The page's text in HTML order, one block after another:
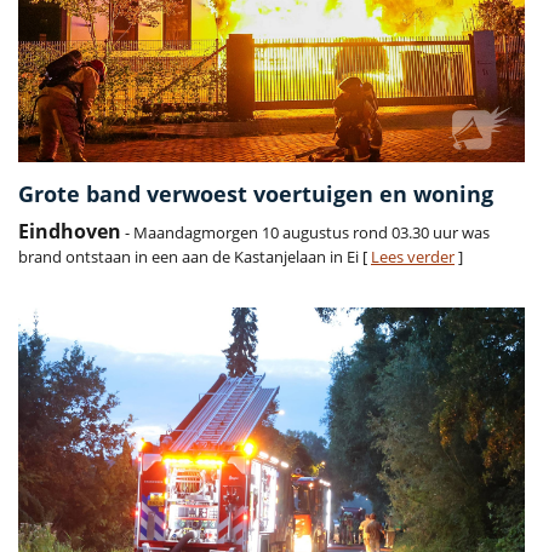
Grote band verwoest voertuigen en woning
Eindhoven - Maandagmorgen 10 augustus rond 03.30 uur was
brand ontstaan in een aan de Kastanjelaan in Ei [ Lees verder]